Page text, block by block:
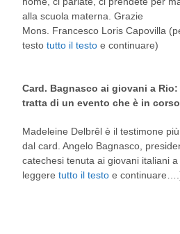
alla scuola materna. Grazie
Mons. Francesco Loris Capovilla
testotutto il testoe continuare)
Card. Bagnasco ai giovani a Rio:
tratta di un evento che è in
Madeleine Delbrêl è il testimone
dal card. Angelo Bagnasco,
catechesi tenuta ai giovani italiani
leggeretutto il testo e